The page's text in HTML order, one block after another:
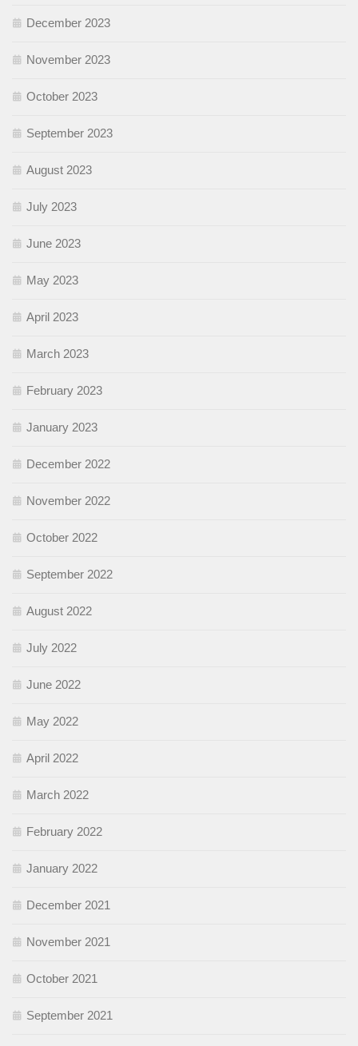
December 2023
November 2023
October 2023
September 2023
August 2023
July 2023
June 2023
May 2023
April 2023
March 2023
February 2023
January 2023
December 2022
November 2022
October 2022
September 2022
August 2022
July 2022
June 2022
May 2022
April 2022
March 2022
February 2022
January 2022
December 2021
November 2021
October 2021
September 2021